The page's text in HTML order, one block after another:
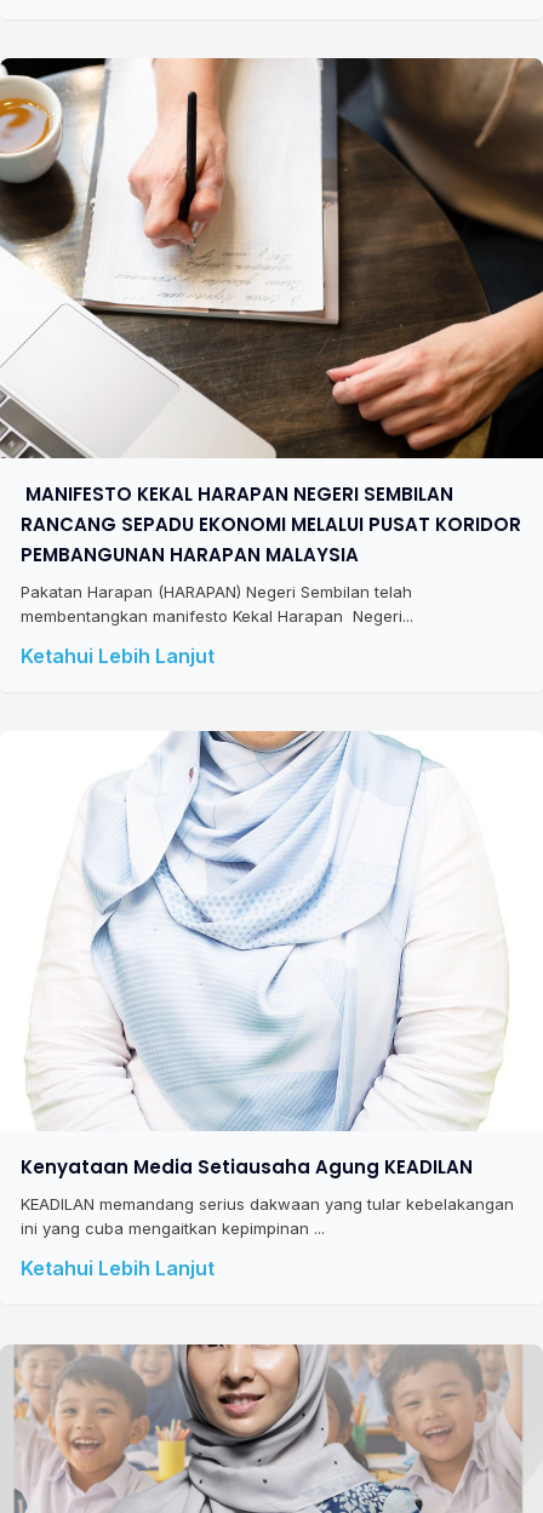
​ MANIFESTO KEKAL HARAPAN NEGERI SEMBILAN
RANCANG SEPADU EKONOMI MELALUI PUSAT KORIDOR
PEMBANGUNAN HARAPAN MALAYSIA
Pakatan Harapan (HARAPAN) Negeri Sembilan telah
membentangkan manifesto Kekal Harapan Negeri...
Ketahui Lebih Lanjut
Kenyataan Media Setiausaha Agung KEADILAN
KEADILAN memandang serius dakwaan yang tular kebelakangan
ini yang cuba mengaitkan kepimpinan ...
Ketahui Lebih Lanjut